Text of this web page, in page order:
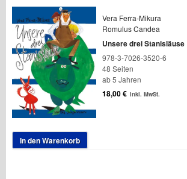
Vera Ferra-Mikura
Romulus Candea
Unsere drei Stanisläuse
978-3-7026-3520-6
48 Seiten
ab 5 Jahren
18,00€ inkl. MwSt.
In den Warenkorb